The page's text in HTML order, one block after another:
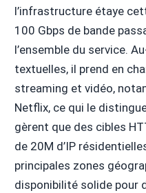
l’infrastructure étaye
100 Gbps de bande
l’ensemble du service.
textuelles, il prend en
streaming et vidéo,
Netflix, ce qui le
gèrent que des cibles
de 20M d’IP
principales zones
disponibilité solide pour